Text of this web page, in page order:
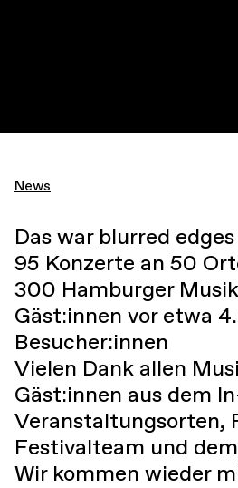
News
Das war blurred
95 Konzerte an 50
300 Hamburger
Gäst:innen vor etwa
Besucher:innen
Vielen Dank allen
Gäst:innen aus dem
Veranstaltungsorten,
Festivalteam und
Wir kommen wieder